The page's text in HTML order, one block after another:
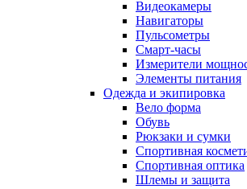
Видеокамеры
Навигаторы
Пульсометры
Смарт-часы
Измерители
Элементы питания
Одежда и экипировка
Вело форма
Обувь
Рюкзаки и сумки
Спортивная
Спортивная оптика
Шлемы и защита